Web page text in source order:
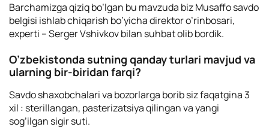
Barchamizga qiziq bo’lgan bu mavzuda biz Musaffo savdo
belgisi ishlab chiqarish bo’yicha direktor o’rinbosari,
experti – Serger Vshivkov bilan suhbat olib bordik.
O’zbekistonda sutning qanday turlari mavjud va
ularning bir-biridan farqi?
Savdo shaxobchalari va bozorlarga borib siz faqatgina 3
xil : sterillangan, pasterizatsiya qilingan va yangi
sog’ilgan sigir suti.